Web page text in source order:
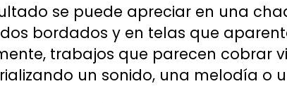
se puede apreciar en una
bordados y en telas que
trabajos que parecen cobrar
un sonido, una melodía o